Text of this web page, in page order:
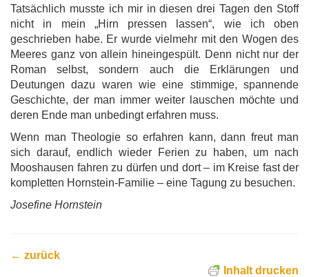
Tatsächlich musste ich mir in diesen drei Tagen den Stoff
nicht in mein „Hirn pressen lassen“, wie ich oben
geschrieben habe. Er wurde vielmehr mit den Wogen des
Meeres ganz von allein hineingespült. Denn nicht nur der
Roman selbst, sondern auch die Erklärungen und
Deutungen dazu waren wie eine stimmige, spannende
Geschichte, der man immer weiter lauschen möchte und
deren Ende man unbedingt erfahren muss.
Wenn man Theologie so erfahren kann, dann freut man
sich darauf, endlich wieder Ferien zu haben, um nach
Mooshausen fahren zu dürfen und dort – im Kreise fast der
kompletten Hornstein-Familie – eine Tagung zu besuchen.
Josefine Hornstein
← zurück
Inhalt drucken